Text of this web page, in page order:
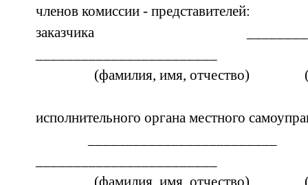
членов комиссии - представителей:
заказчика
(фамилия, имя, отчество)
исполнительного органа местного
(фамилия, имя, отчество)